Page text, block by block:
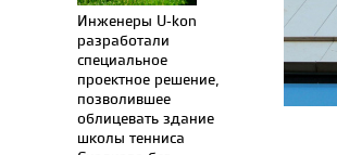
Инженеры U-kon
разработали
специальное
проектное решение,
позволившее
облицевать здание
школы тенниса